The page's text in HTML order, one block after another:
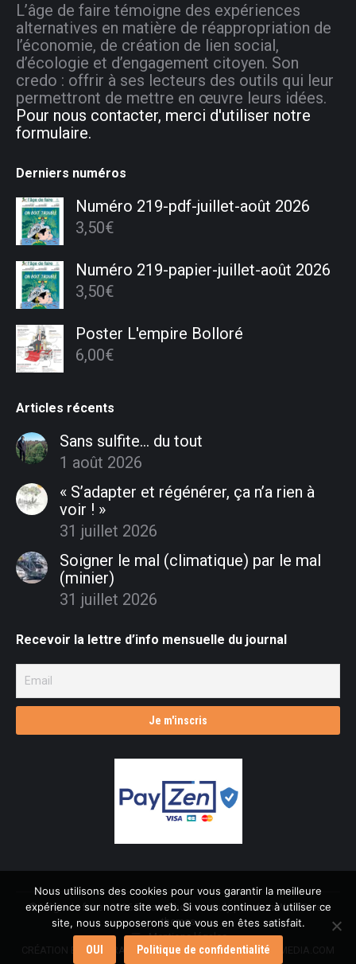
L’âge de faire témoigne des expériences
alternatives en matière de réappropriation de
l’économie, de création de lien social,
d’écologie et d’engagement citoyen. Son
credo : offrir à ses lecteurs des outils qui leur
permettront de mettre en œuvre leurs idées.
Pour nous contacter, merci d'utiliser notre
formulaire.
Derniers numéros
Numéro 219-pdf-juillet-août 2026
3,50€
Numéro 219-papier-juillet-août 2026
3,50€
Poster L'empire Bolloré
6,00€
Articles récents
Sans sulfite… du tout
1 août 2026
« S’adapter et régénérer, ça n’a rien à
voir ! »
31 juillet 2026
Soigner le mal (climatique) par le mal
(minier)
31 juillet 2026
Recevoir la lettre d’info mensuelle du journal
© L'âge de faire - 2026 Dream-Theme — trulypremium WordPress
themes
Mentions légales
CRÉATION ET INTÉGRATION : L.ROBIN & AGENCE CMULTIMEDIA.COM
Nous utilisons des cookies pour vous garantir la meilleure
expérience sur notre site web. Si vous continuez à utiliser ce
site, nous supposerons que vous en êtes satisfait.
OUI Politique de confidentialité